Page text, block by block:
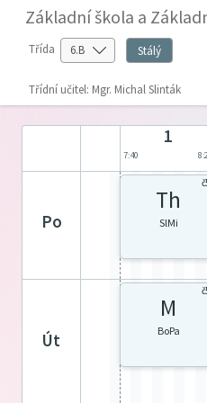
Základní škola a
Třída Stálý
Třídní učitel: Mgr. Michal Slinták
1
7:40
po
Th
SlMi
út
M
BoPa